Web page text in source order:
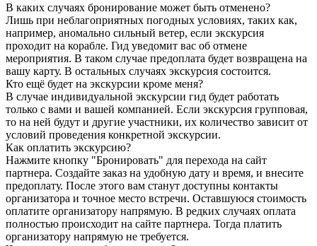
В каких случаях бронирование может быть отменено?
Лишь при неблагоприятных погодных условиях, таких как,
например, аномально сильный ветер, если экскурсия
проходит на корабле. Гид уведомит вас об отмене
мероприятия. В таком случае предоплата будет возвращена на
вашу карту. В остальных случаях экскурсия состоится.
Кто ещё будет на экскурсии кроме меня?
В случае индивидуальной экскурсии гид будет работать
только с вами и вашей компанией. Если экскурсия групповая,
то на ней будут и другие участники, их количество зависит от
условий проведения конкретной экскурсии.
Как оплатить экскурсию?
Нажмите кнопку "Бронировать" для перехода на сайт
партнера. Создайте заказ на удобную дату и время, и внесите
предоплату. После этого вам станут доступны контакты
организатора и точное место встречи. Оставшуюся стоимость
оплатите организатору напрямую. В редких случаях оплата
полностью происходит на сайте партнера. Тогда платить
организатору напрямую не требуется.